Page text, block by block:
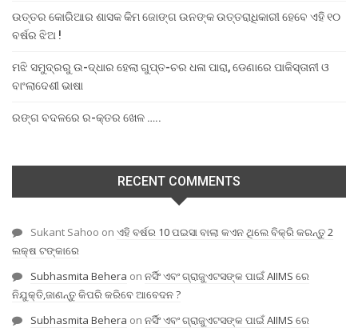
ଉତ୍ତର କୋରିଆର ଶାସକ କିମ ଜୋଙ୍ଗ ଉନଙ୍କ ଉତ୍ତରାଧିକାରୀ ହେବେ ଏହି ୧୦
ବର୍ଷର ଝିଅ !
ମଝି ସମୁଦ୍ରରୁ ଉ-ଦ୍ଧାର ହେଲା ଗୁପ୍ତ-ଚର ଧଳା ପାରା, ଡେଣାରେ ପାକିସ୍ତାନୀ ଓ
ବାଂଲାଦେଶୀ ଭାଷା
ରଙ୍ଗ ବଦଳରେ ର-କ୍ତର ଖେଳ …..
RECENT COMMENTS
Sukant Sahoo on ଏହି ବର୍ଷର 10 ପଇସା ବାଲା କଏନ ଥିଲେ ବିକ୍ରି କରନ୍ତୁ 2
ଲକ୍ଷ ଟଙ୍କାରେ
Subhasmita Behera on ନର୍ସିଂ ଏବଂ ଗ୍ରାଜୁଏଟସଙ୍କ ପାଇଁ AIIMS ରେ
ନିଯୁକ୍ତି,ଜାଣନ୍ତୁ କିପରି କରିବେ ଆବେଦନ ?
Subhasmita Behera on ନର୍ସିଂ ଏବଂ ଗ୍ରାଜୁଏଟସଙ୍କ ପାଇଁ AIIMS ରେ